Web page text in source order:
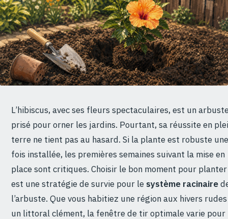
L’hibiscus, avec ses fleurs spectaculaires, est un
prisé pour orner les jardins. Pourtant, sa réussite en
terre ne tient pas au hasard. Si la plante est robuste une
fois installée, les premières semaines suivant la mise en
place sont critiques. Choisir le bon moment pour planter
est une stratégie de survie pour le système racinaire
l’arbuste. Que vous habitiez une région aux hivers
un littoral clément, la fenêtre de tir optimale varie pour